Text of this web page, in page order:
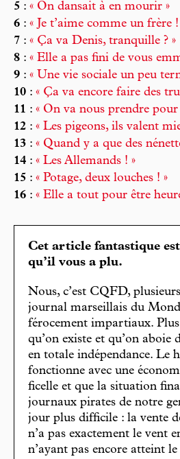
5 : « On dansait à en mourir »
6 : « Je t’aime comme un frère !
7 : « Ça va Denis, tranquille ? »
8 : « Elle a pas fini de vous
9 : « Une vie sociale un peu
10 : « Ça va encore faire des
11 : « On va nous prendre pour
12 : « Les pigeons, ils valent
13 : « Quand y a que des
14 : « Les Allemands ! »
15 : « Potage, deux louches ! »
16 : « Elle a tout pour être
Cet article fantastique
qu’il vous a plu.
Nous, c’est CQFD,
journal marseillais du
férocement impartiaux.
qu’on existe et qu’on aboie
en totale indépendance. Le
fonctionne avec une
ficelle et que la situation
journaux pirates de notre
jour plus difficile : la vente
n’a pas exactement le vent
n’ayant pas encore atteint